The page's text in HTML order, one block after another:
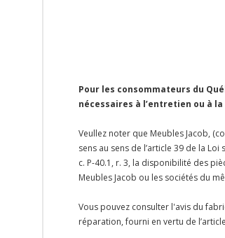
Pour les consommateurs du
nécessaires à l’entretien ou à
Veullez noter que Meubles Jacob,
sens au sens de l’article 39 de la
c. P-40.1, r. 3, la disponibilité des
Meubles Jacob ou les sociétés du
Vous pouvez consulter l'avis du
réparation, fourni en vertu de